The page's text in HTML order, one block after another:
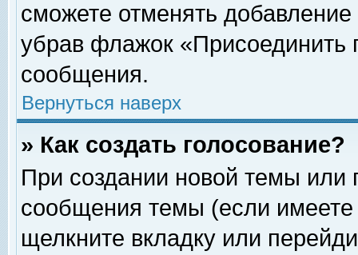
сможете отменять
убрав флажок «Присоединить
сообщения.
Вернуться наверх
» Как создать голосование?
При создании новой темы или
сообщения темы (если
щелкните вкладку или